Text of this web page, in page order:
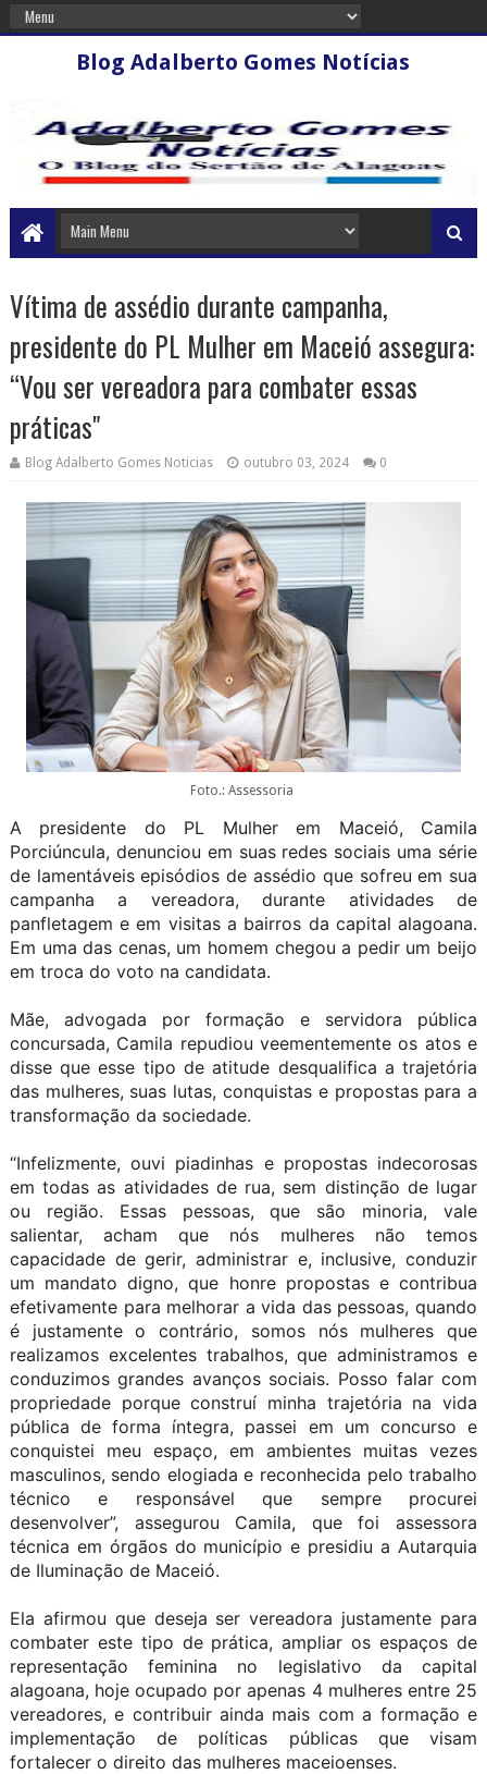
Blog Adalberto Gomes Notícias
Vítima de assédio durante campanha,
presidente do PL Mulher em Maceió assegura:
“Vou ser vereadora para combater essas
práticas"
Blog Adalberto Gomes Noticias outubro 03, 2024 0
Foto.: Assessoria
A presidente do PL Mulher em Maceió, Camila
Porciúncula, denunciou em suas redes sociais uma série
de lamentáveis episódios de assédio que sofreu em sua
campanha a vereadora, durante atividades de
panfletagem e em visitas a bairros da capital alagoana.
Em uma das cenas, um homem chegou a pedir um beijo
em troca do voto na candidata.
Mãe, advogada por formação e servidora pública
concursada, Camila repudiou veementemente os atos e
disse que esse tipo de atitude desqualifica a trajetória
das mulheres, suas lutas, conquistas e propostas para a
transformação da sociedade.
“Infelizmente, ouvi piadinhas e propostas indecorosas
em todas as atividades de rua, sem distinção de lugar
ou região. Essas pessoas, que são minoria, vale
salientar, acham que nós mulheres não temos
capacidade de gerir, administrar e, inclusive, conduzir
um mandato digno, que honre propostas e contribua
efetivamente para melhorar a vida das pessoas, quando
é justamente o contrário, somos nós mulheres que
realizamos excelentes trabalhos, que administramos e
conduzimos grandes avanços sociais. Posso falar com
propriedade porque construí minha trajetória na vida
pública de forma íntegra, passei em um concurso e
conquistei meu espaço, em ambientes muitas vezes
masculinos, sendo elogiada e reconhecida pelo trabalho
técnico e responsável que sempre procurei
desenvolver”, assegurou Camila, que foi assessora
técnica em órgãos do município e presidiu a Autarquia
de Iluminação de Maceió.
Ela afirmou que deseja ser vereadora justamente para
combater este tipo de prática, ampliar os espaços de
representação feminina no legislativo da capital
alagoana, hoje ocupado por apenas 4 mulheres entre 25
vereadores, e contribuir ainda mais com a formação e
implementação de políticas públicas que visam
fortalecer o direito das mulheres maceioenses.